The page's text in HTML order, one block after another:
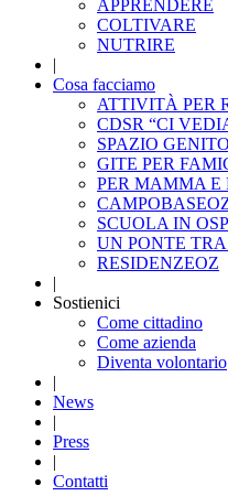
APPRENDERE
COLTIVARE
NUTRIRE
|
Cosa facciamo
ATTIVITÀ PER
CDSR “CI
SPAZIO
GITE PER
PER MAMMA E
SCUOLA IN
UN PONTE
RESIDENZEOZ
|
Sostienici
Come cittadino
Come azienda
Diventa volontario
|
News
|
Press
|
Contatti